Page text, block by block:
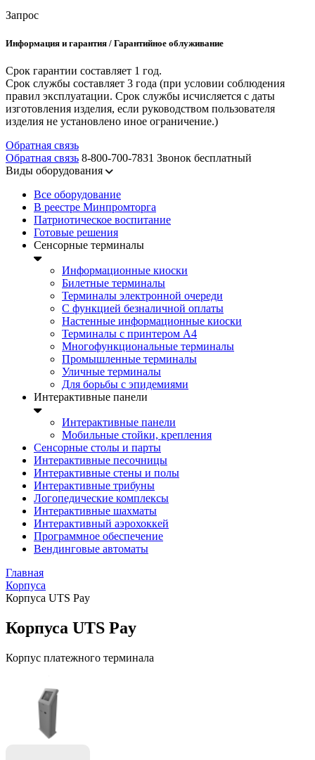
Запрос
Информация и гарантия / Гарантийное облуживание
Срок гарантии составляет 1 год.
Срок службы составляет 3 года (при условии соблюдения
правил эксплуатации. Срок службы исчисляется с даты
изготовления изделия, если руководством пользователя
изделия не установлено иное ограничение.)
Обратная связь
Обратная связь 8-800-700-7831 Звонок бесплатный
Виды оборудования
Все оборудование
В реестре Минпромторга
Патриотическое воспитание
Готовые решения
Сенсорные терминалы
Информационные киоски
Билетные терминалы
Терминалы электронной очереди
C функцией безналичной оплаты
Настенные информационные киоски
Терминалы с принтером А4
Многофункциональные терминалы
Промышленные терминалы
Уличные терминалы
Для борьбы с эпидемиями
Интерактивные панели
Интерактивные панели
Мобильные стойки, крепления
Сенсорные столы и парты
Интерактивные песочницы
Интерактивные стены и полы
Интерактивные трибуны
Логопедические комплексы
Интерактивные шахматы
Интерактивный аэрохоккей
Программное обеспечение
Вендинговые автоматы
Главная
Корпуса
Корпуса UTS Pay
Корпуса UTS Pay
Корпус платежного терминала